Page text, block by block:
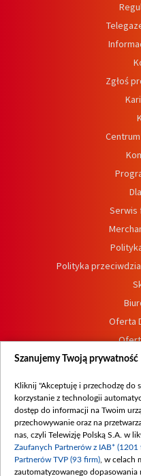
Zgłoś
Serwis
Polityka
Oferta
Procedura
Szanujemy Twoją prywatność
Kliknij "Akceptuję i przechodzę do
korzystanie z technologii
dostęp do informacji na Twoim
przechowywanie oraz na
nas, czyli Telewizję Polską S.A. w
Zaufanych Partnerów z IAB* (1201
Partnerów TVP (93 firm) , w celach
zautomatyzowanego